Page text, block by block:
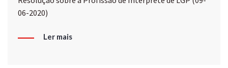
06-2020)
Ler mais